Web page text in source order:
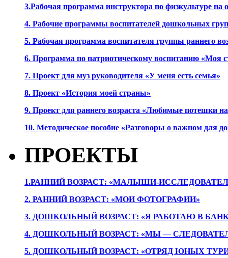
3.Рабочая программа инструктора по физкультуре
4. Рабочие программы воспитателей дошкольных
5. Рабочая программа воспитателя группы раннего
6. Программа по патриотическому воспитанию «Моя
7. Проект для муз руководителя «У меня есть семья»
8. Проект «История моей страны»
9. Проект для раннего возраста «Любимые потешки
10. Методическое пособие «Разговоры о важном для
ПРОЕКТЫ
1.РАННИЙ ВОЗРАСТ: «МАЛЫШИ-
2. РАННИЙ ВОЗРАСТ: «МОИ ФОТОГРАФИИ»
3. ДОШКОЛЬНЫЙ ВОЗРАСТ: «Я РАБОТАЮ В
4. ДОШКОЛЬНЫЙ ВОЗРАСТ: «МЫ —
5. ДОШКОЛЬНЫЙ ВОЗРАСТ: «ОТРЯД ЮНЫХ